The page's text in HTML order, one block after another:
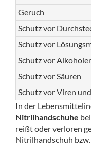
Geruch
Schutz vor
Schutz vor
Schutz vor
Schutz vor Säuren
Schutz vor Viren
In der
Nitrilhandschuhe
reißt oder verloren
Nitrilhandschuh